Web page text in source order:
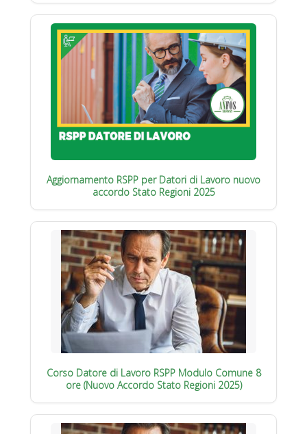
Aggiornamento RSPP per Datori di Lavoro nuovo
accordo Stato Regioni 2025
Corso Datore di Lavoro RSPP Modulo Comune 8
ore (Nuovo Accordo Stato Regioni 2025)